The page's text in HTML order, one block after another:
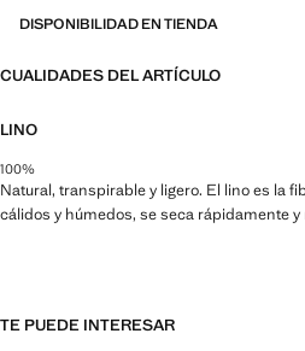
DISPONIBILIDAD EN TIENDA
CUALIDADES DEL ARTÍCULO
LINO
100%
Natural, transpirable y ligero. El lino es la
cálidos y húmedos, se seca rápidamente y
TE PUEDE INTERESAR